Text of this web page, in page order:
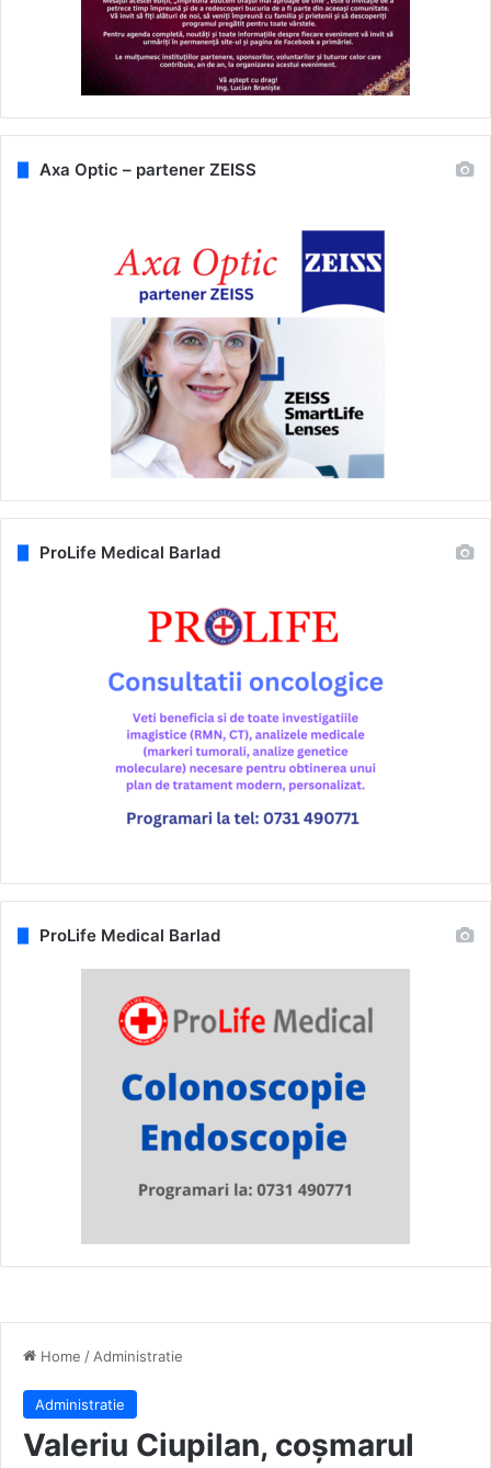
Home / Administratie
Administratie
Valeriu Ciupilan, coșmarul
Axa Optic – partener ZEISS
ProLife Medical Barlad
ProLife Medical Barlad